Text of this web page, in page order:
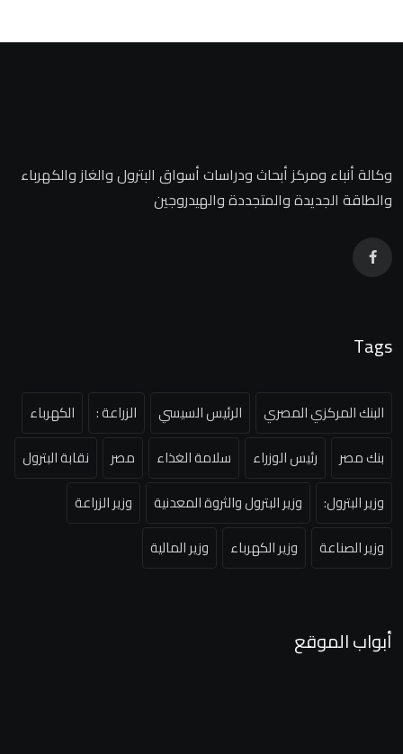
وكالة أنباء ومركز أبحاث ودراسات أسواق البترول والغاز والكهرباء
والطاقة الجديدة والمتجددة والهيدروجين
Tags
البنك المركزي المصري الرئيس السيسي الزراعة :
الكهرباء
بنك مصر
رئيس الوزراء سلامة الغذاء مصر
نقابة البترول
وزير البترول:
وزير البترول والثروة المعدنية
وزير الزراعة
وزير الصناعة
وزير الكهرباء وزير المالية
أبواب الموقع